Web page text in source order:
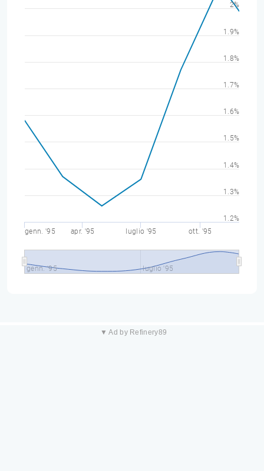
genn. '95 apr. '95 luglio '95 ott. '95
genn. '95 luglio '95
1.2%
1.3%
1.4%
1.5%
1.6%
1.7%
1.8%
1.9%
2%
▼ Ad by Refinery89